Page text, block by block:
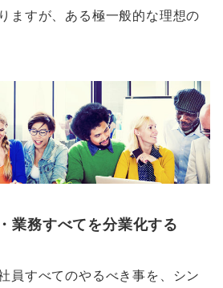
ますが、ある極一般的な理想の
業務すべてを分業化する
員すべてのやるべき事を、シン